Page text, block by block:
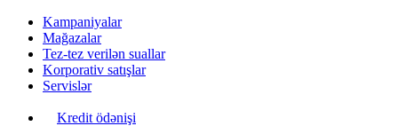
Kampaniyalar
Mağazalar
Tez-tez verilən suallar
Korporativ satışlar
Servislər
Kredit ödənişi